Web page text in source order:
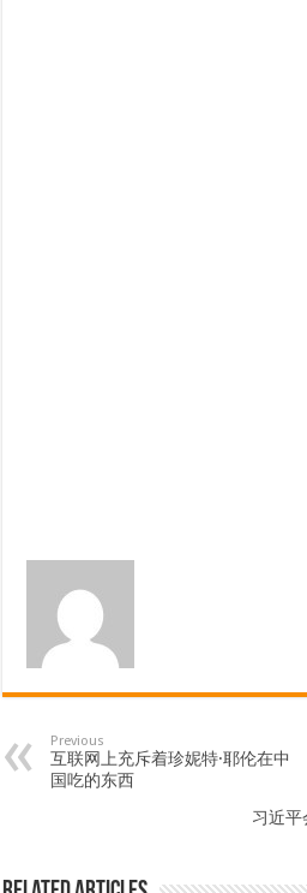
Previous
互联网上充斥着珍妮特·耶伦在中
国吃的东西
习近平